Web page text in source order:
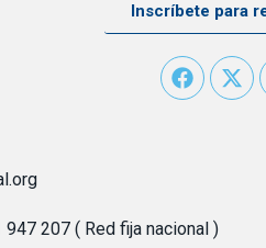
Inscríbete para
207 ( Red fija nacional )